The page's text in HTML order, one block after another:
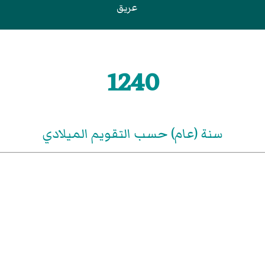
عريق
1240
سنة (عام) حسب التقويم الميلادي